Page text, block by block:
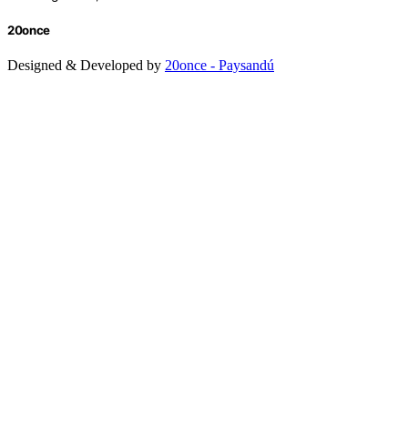
20once
Designed & Developed by 20once - Paysandú